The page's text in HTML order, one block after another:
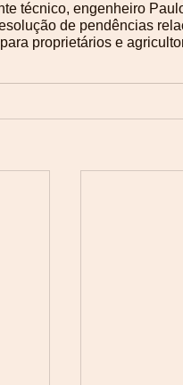
técnico, engenheiro
de pendências
proprietários e